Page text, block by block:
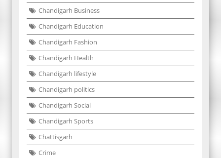
Chandigarh Business
Chandigarh Education
Chandigarh Fashion
Chandigarh Health
Chandigarh lifestyle
Chandigarh politics
Chandigarh Social
Chandigarh Sports
Chattisgarh
Crime